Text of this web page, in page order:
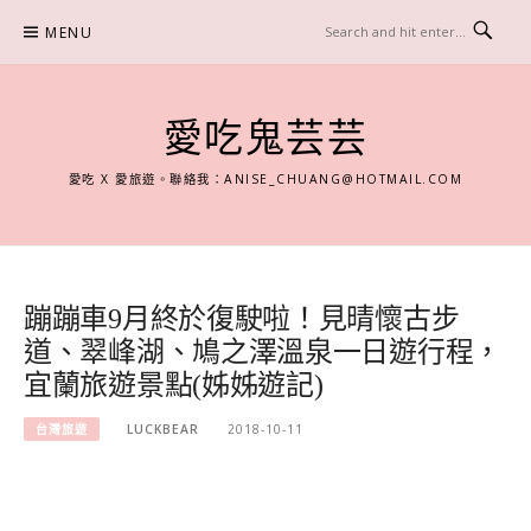
content
MENU
愛吃鬼芸芸
愛吃 X 愛旅遊。聯絡我：ANISE_CHUANG@HOTMAIL.COM
蹦蹦車9月終於復駛啦！見晴懷古步
道、翠峰湖、鳩之澤溫泉一日遊行程，
宜蘭旅遊景點(姊姊遊記)
台灣旅遊 LUCKBEAR 2018-10-11